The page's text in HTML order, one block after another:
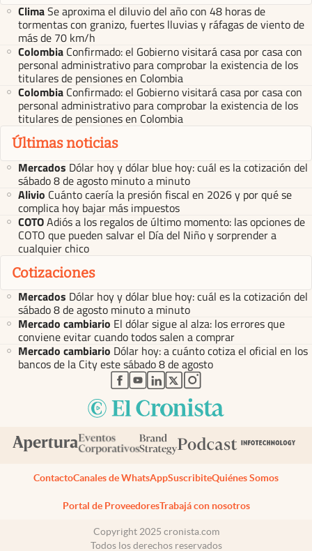
ClimaSe aproxima el diluvio del año con 48 horas de
tormentas con granizo, fuertes lluvias y ráfagas de viento de
más de 70 km/h
Colombia Confirmado: el Gobierno visitará casa por casa con
personal administrativo para comprobar la existencia de los
titulares de pensiones en Colombia
Colombia Confirmado: el Gobierno visitará casa por casa con
personal administrativo para comprobar la existencia de los
titulares de pensiones en Colombia
Últimas noticias
Mercados Dólar hoy y dólar blue hoy: cuál es la cotización del
sábado 8 de agosto minuto a minuto
Alivio Cuánto caería la presión fiscal en 2026 y por qué se
complica hoy bajar más impuestos
COTOAdiós a los regalos de último momento: las opciones de
COTO que pueden salvar el Día del Niño y sorprender a
cualquier chico
Cotizaciones
Mercados Dólar hoy y dólar blue hoy: cuál es la cotización del
sábado 8 de agosto minuto a minuto
Mercado cambiario El dólar sigue al alza: los errores que
conviene evitar cuando todos salen a comprar
Mercado cambiario Dólar hoy: a cuánto cotiza el oficial en los
bancos de la City este sábado 8 de agosto
abre en nueva pestaña
abre en nueva pestaña
abre en nueva pestaña
abre en nueva pestaña
abre en nueva pestaña
ContactoCanales de WhatsAppSuscribiteQuiénes Somos
Portal de ProveedoresTrabajá con nosotros
Copyright 2025 cronista.com
Todos los derechos reservados